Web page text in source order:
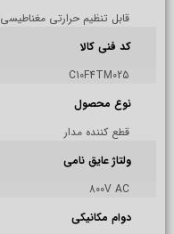
قابل تنظیم حرارتی مغناطیسی
کد فنی کالا
C10F4TM025
نوع محصول
قطع کننده مدار
ولتاژ عایق نامی
800V AC
دوام مکانیکی